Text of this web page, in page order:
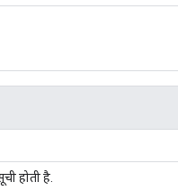
होती है.